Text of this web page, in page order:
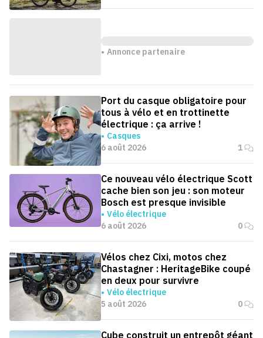
Annonce partenaire
Port du casque obligatoire pour
tous à vélo et en trottinette
électrique : ça arrive !
Casques
6 août 2026
1
Ce nouveau vélo électrique Scott
cache bien son jeu : son moteur
Bosch est presque invisible
Vélo électrique
6 août 2026
0
Vélos chez Cixi, motos chez
Chastagner : HeritageBike coupé
en deux pour survivre
Vélo électrique
5 août 2026
0
Cube construit un entrepôt géant